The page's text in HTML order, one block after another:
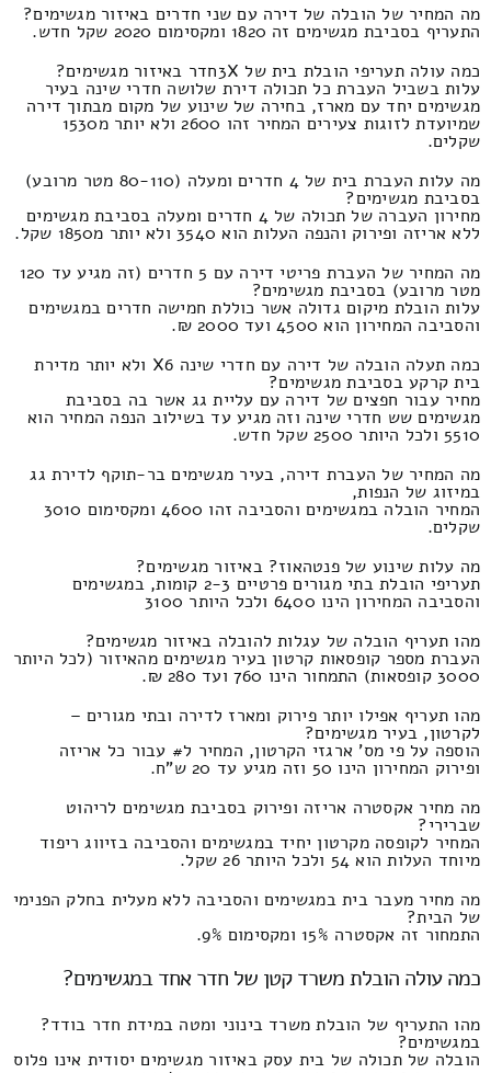
מה המחיר של הובלה של דירה עם שני חדרים באיזור מגשימים?
התעריף בסביבת מגשימים זה 1820 ומקסימום 2020 שקל חדש.
כמה עולה תעריפי הובלת בית של 3Xחדר באיזור מגשימים?
עלות בשביל העברת כל תכולה דירת שלושה חדרי שינה בעיר
מגשימים יחד עם מארז, בחירה של שינוע של מקום מבתוך דירה
שמיועדת לזוגות צעירים המחיר זהו 2600 ולא יותר מ1530
שקלים.
מה עלות העברת בית של 4 חדרים ומעלה (80-110 מטר מרובע)
בסביבת מגשימים?
מחירון העברה של תכולה של 4 חדרים ומעלה בסביבת מגשימים
ללא אריזה ופירוק והנפה העלות הוא 3540 ולא יותר מ1850 שקל.
מה המחיר של העברת פריטי דירה עם 5 חדרים (זה מגיע עד 120
מטר מרובע) בסביבת מגשימים?
עלות הובלת מיקום גדולה אשר כוללת חמישה חדרים במגשימים
והסביבה המחירון הוא 4500 ועד 2000 ₪.
כמה תעלה הובלה של דירה עם חדרי שינה X6 ולא יותר מדירת
בית קרקע בסביבת מגשימים?
מחיר עבור חפצים של דירה עם עליית גג אשר בה בסביבת
מגשימים שש חדרי שינה וזה מגיע עד בשילוב הנפה המחיר הוא
5510 ולכל היותר 2500 שקל חדש.
מה המחיר של העברת דירה, בעיר מגשימים בר-תוקף לדירת גג
במיזוג של הנפות,
המחיר הובלה במגשימים והסביבה זהו 4600 ומקסימום 3010
שקלים.
מה עלות שינוע של פנטהאוז? באיזור מגשימים?
תעריפי הובלת בתי מגורים פרטיים 2-3 קומות, במגשימים
והסביבה המחירון הינו 6400 ולכל היותר 3100
מהו תעריף הובלה של עגלות להובלה באיזור מגשימים?
העברת מספר קופסאות קרטון בעיר מגשימים מהאיזור (לכל היותר
3000 קופסאות) התמחור הינו 760 ועד 280 ₪.
מהו תעריף אפילו יותר פירוק ומארז לדירה ובתי מגורים –
לקרטון, בעיר מגשימים?
הוספה על פי מס' ארגזי הקרטון, המחיר ל# עבור כל אריזה
ופירוק המחירון הינו 50 וזה מגיע עד 20 ש"ח.
מה מחיר אקסטרה אריזה ופירוק בסביבת מגשימים לריהוט
שברירי?
המחיר לקופסה מקרטון יחיד במגשימים והסביבה בזיווג ריפוד
מיוחד העלות הוא 54 ולכל היותר 26 שקל.
מה מחיר מעבר בית במגשימים והסביבה ללא מעלית בחלק הפנימי
של הבית?
התמחור זה אקסטרה 15% ומקסימום 9%.
כמה עולה הובלת משרד קטן של חדר אחד במגשימים?
מהו התעריף של הובלת משרד בינוני ומטה במידת חדר בודד?
במגשימים?
הובלה של תכולה של בית עסק באיזור מגשימים יסודית אינו פלוס